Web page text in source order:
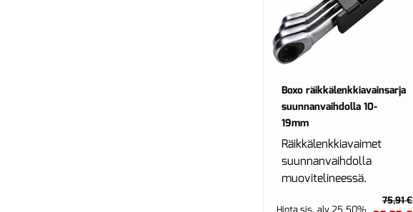
Boxo räikkälenkkiavainsarja
suunnanvaihdolla 10-
19mm
Räikkälenkkiavaimet
suunnanvaihdolla
muovitelineessä.
75,91 €